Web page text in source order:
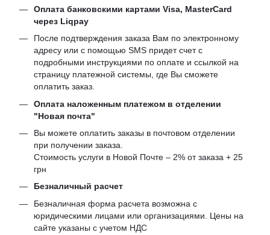
Оплата банковскими картами Visa, MasterCard
через Liqpay
После подтверждения заказа Вам по электронному
адресу или с помощью SMS придет счет с
подробными инструкциями по оплате и ссылкой на
страницу платежной системы, где Вы сможете
оплатить заказ.
Оплата наложенным платежом в отделении
"Новая почта"
Вы можете оплатить заказы в почтовом отделении
при получении заказа.
Стоимость услуги в Новой Почте – 2% от заказа + 25
грн
Безналичный расчет
Безналичная форма расчета возможна с
юридическими лицами или организациями. Цены на
сайте указаны с учетом НДС